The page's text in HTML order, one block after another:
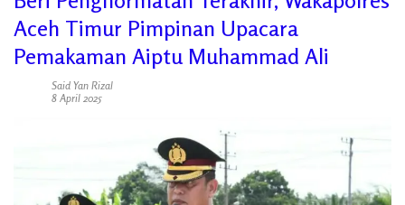
Aceh Timur Pimpinan Upacara
Pemakaman Aiptu Muhammad Ali
Said Yan Rizal
8 April 2025